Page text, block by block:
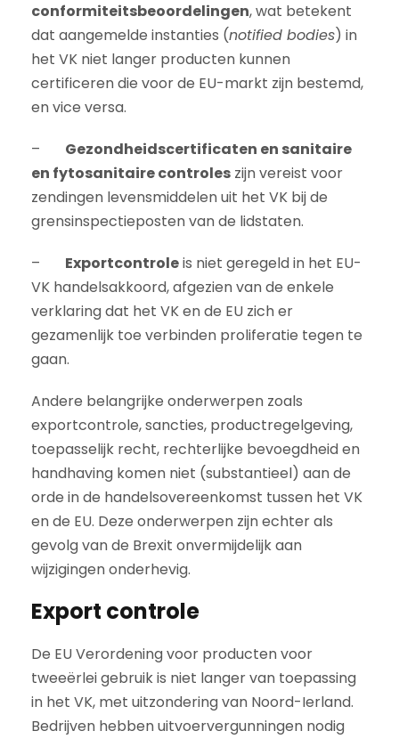
conformiteitsbeoordelingen, wat betekent
dat aangemelde instanties (notified bodies) in
het VK niet langer producten kunnen
certificeren die voor de EU-markt zijn bestemd,
en vice versa.
– Gezondheidscertificaten en sanitaire
en fytosanitaire controles zijn vereist voor
zendingen levensmiddelen uit het VK bij de
grensinspectieposten van de lidstaten.
– Exportcontroleis niet geregeld in het EU-
VK handelsakkoord, afgezien van de enkele
verklaring dat het VK en de EU zich er
gezamenlijk toe verbinden proliferatie tegen te
gaan.
Andere belangrijke onderwerpen zoals
exportcontrole, sancties, productregelgeving,
toepasselijk recht, rechterlijke bevoegdheid en
handhaving komen niet (substantieel) aan de
orde in de handelsovereenkomst tussen het VK
en de EU. Deze onderwerpen zijn echter als
gevolg van de Brexit onvermijdelijk aan
wijzigingen onderhevig.
Export controle
De EU Verordening voor producten voor
tweeërlei gebruik is niet langer van toepassing
in het VK, met uitzondering van Noord-Ierland.
Bedrijven hebben uitvoervergunningen nodig